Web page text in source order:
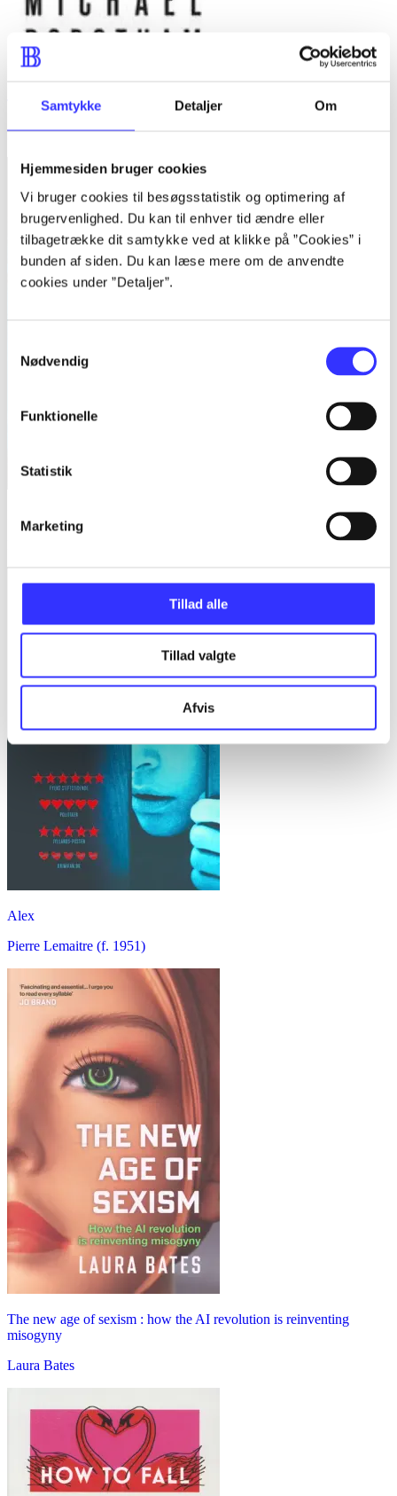
Samtykke Detaljer Om
Hjemmesiden bruger cookies
Vi bruger cookies til besøgsstatistik og optimering af
brugervenlighed. Du kan til enhver tid ændre eller
tilbagetrække dit samtykke ved at klikke på ”Cookies” i
bunden af siden. Du kan læse mere om de anvendte
cookies under ”Detaljer”.
Nødvendig
Funktionelle
Statistik
Marketing
Tillad alle
Tillad valgte
Afvis
The other wife
Michael Robotham
Alex
Pierre Lemaitre (f. 1951)
The new age of sexism : how the AI revolution is reinventing
misogyny
Laura Bates